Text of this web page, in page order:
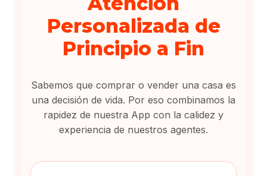
Personalizada de
Principio a Fin
Sabemos que comprar o vender una casa es
una decisión de vida. Por eso combinamos la
rapidez de nuestra App con la calidez y
experiencia de nuestros agentes.